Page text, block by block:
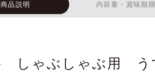
商品説明 内容量・賞味期限
しゃぶしゃぶ用 う